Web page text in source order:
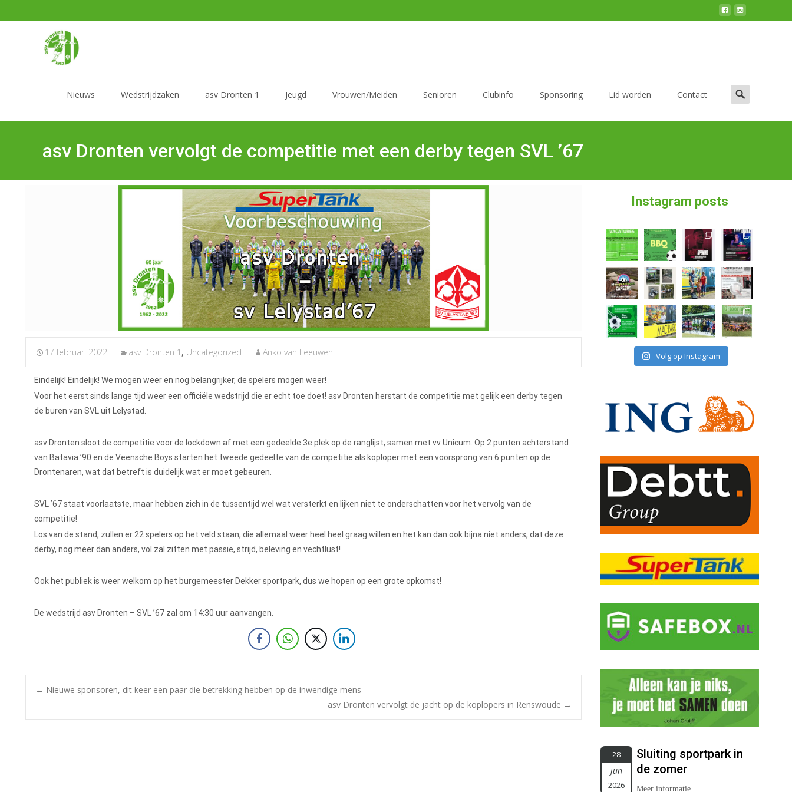
Nieuws Wedstrijdzaken asv Dronten 1 Jeugd Vrouwen/Meiden Senioren Clubinfo Sponsoring Lid worden Contact
asv Dronten vervolgt de competitie met een derby tegen SVL ’67
17 februari 2022 asv Dronten 1 , Uncategorized Anko van Leeuwen
Eindelijk! Eindelijk! We mogen weer en nog belangrijker, de spelers mogen weer!
Voor het eerst sinds lange tijd weer een officiële wedstrijd die er echt toe doet! asv Dronten herstart de competitie met gelijk een derby tegen
de buren van SVL uit Lelystad.
asv Dronten sloot de competitie voor de lockdown af met een gedeelde 3e plek op de ranglijst, samen met vv Unicum. Op 2 punten achterstand
van Batavia ’90 en de Veensche Boys starten het tweede gedeelte van de competitie als koploper met een voorsprong van 6 punten op de
Drontenaren, wat dat betreft is duidelijk wat er moet gebeuren.
SVL ’67 staat voorlaatste, maar hebben zich in de tussentijd wel wat versterkt en lijken niet te onderschatten voor het vervolg van de
competitie!
Los van de stand, zullen er 22 spelers op het veld staan, die allemaal weer heel heel graag willen en het kan dan ook bijna niet anders, dat deze
derby, nog meer dan anders, vol zal zitten met passie, strijd, beleving en vechtlust!
Ook het publiek is weer welkom op het burgemeester Dekker sportpark, dus we hopen op een grote opkomst!
De wedstrijd asv Dronten – SVL ’67 zal om 14:30 uur aanvangen.
← Nieuwe sponsoren, dit keer een paar die betrekking hebben op de inwendige mens
asv Dronten vervolgt de jacht op de koplopers in Renswoude →
Instagram posts
Volg op Instagram
28
jun
2026
Sluiting sportpark in
de zomer
Meer informatie...